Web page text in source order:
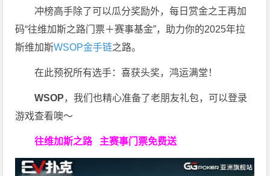
冲榜高手除了可以瓜分奖励外，每日赏金之王再加
码“往维加斯之路门票＋赛事基金”，助力你的2025年拉
斯维加斯WSOP金手链之路。
在此预祝所有选手：喜获头奖，鸿运满堂！
WSOP，我们也精心准备了老朋友礼包，可以登录
游戏查看噢～
往维加斯之路 主赛事门票免费送